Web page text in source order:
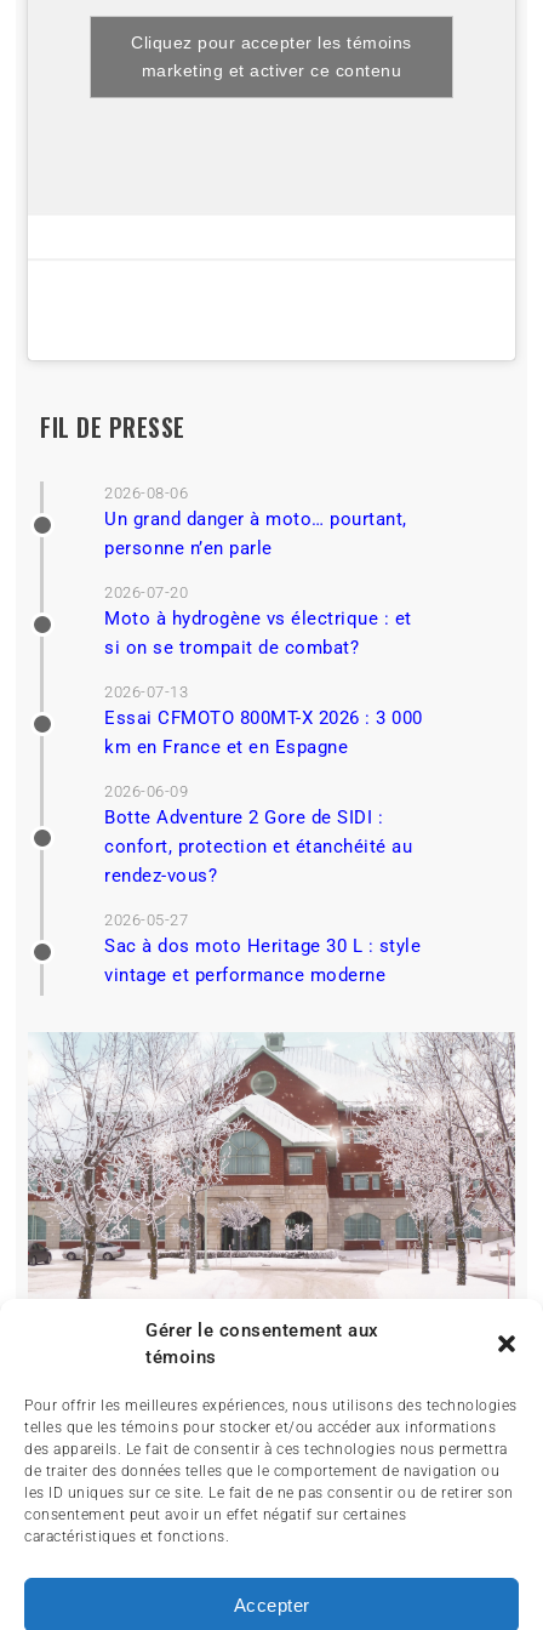
Gérer le consentement aux
témoins
Pour offrir les meilleures expériences, nous utilisons des technologies
telles que les témoins pour stocker et/ou accéder aux informations
des appareils. Le fait de consentir à ces technologies nous permettra
de traiter des données telles que le comportement de navigation ou
les ID uniques sur ce site. Le fait de ne pas consentir ou de retirer son
consentement peut avoir un effet négatif sur certaines
caractéristiques et fonctions.
Accepter
Cliquez pour accepter les témoins
marketing et activer ce contenu
FIL DE PRESSE
2026-08-06
Un grand danger à moto… pourtant,
personne n’en parle
2026-07-20
Moto à hydrogène vs électrique : et
si on se trompait de combat?
2026-07-13
Essai CFMOTO 800MT-X 2026 : 3 000
km en France et en Espagne
2026-06-09
Botte Adventure 2 Gore de SIDI :
confort, protection et étanchéité au
rendez-vous?
2026-05-27
Sac à dos moto Heritage 30 L : style
vintage et performance moderne
SERVICES ET TOURISME